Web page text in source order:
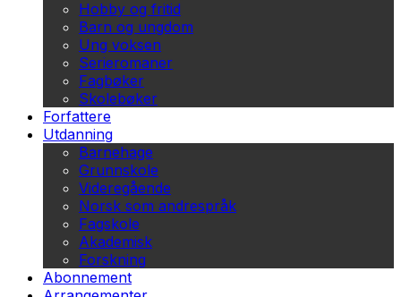
Hobby og fritid
Barn og ungdom
Ung voksen
Serieromaner
Fagbøker
Skolebøker
Forfattere
Utdanning
Barnehage
Grunnskole
Videregående
Norsk som andrespråk
Fagskole
Akademisk
Forskning
Abonnement